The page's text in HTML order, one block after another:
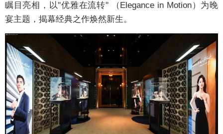
瞩目亮相，以"优雅在流转" （Elegance in Motion）为晚
宴主题，揭幕经典之作焕然新生。